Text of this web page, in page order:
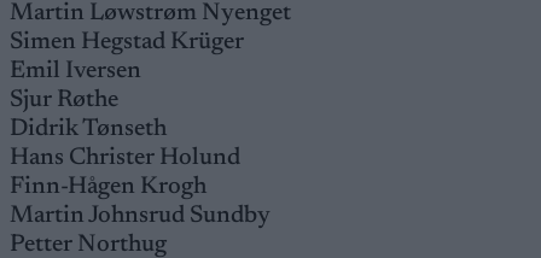
Martin Løwstrøm Nyenget
Simen Hegstad Krüger
Emil Iversen
Sjur Røthe
Didrik Tønseth
Hans Christer Holund
Finn-Hågen Krogh
Martin Johnsrud Sundby
Petter Northug